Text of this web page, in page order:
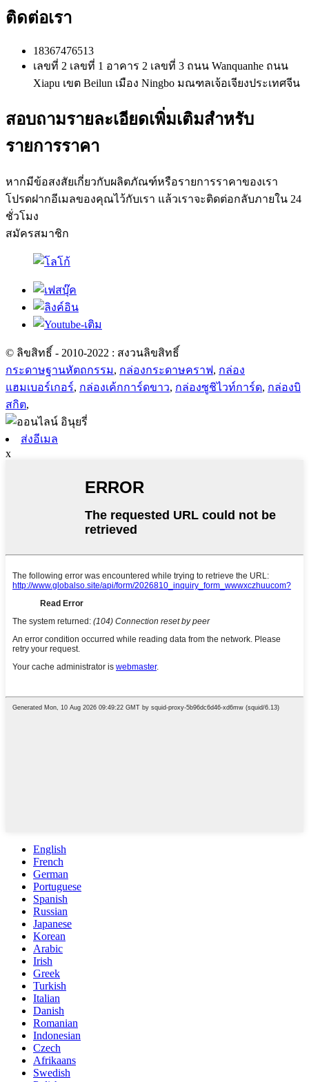
ติดต่อเรา
18367476513
เลขที่ 2 เลขที่ 1 อาคาร 2 เลขที่ 3 ถนน Wanquanhe ถนน
Xiapu เขต Beilun เมือง Ningbo มณฑลเจ้อเจียงประเทศจีน
สอบถามรายละเอียดเพิ่มเติมสำหรับ
รายการราคา
หากมีข้อสงสัยเกี่ยวกับผลิตภัณฑ์หรือรายการราคาของเรา
โปรดฝากอีเมลของคุณไว้กับเรา แล้วเราจะติดต่อกลับภายใน 24
ชั่วโมง
สมัครสมาชิก
© ลิขสิทธิ์ - 2010-2022 : สงวนลิขสิทธิ์
กระดาษฐานหัตถกรรม, กล่องกระดาษคราฟ, กล่อง
แฮมเบอร์เกอร์, กล่องเค้กการ์ดขาว, กล่องซูชิไวท์การ์ด, กล่องบิ
สกิต,
ส่งอีเมล
x
English
French
German
Portuguese
Spanish
Russian
Japanese
Korean
Arabic
Irish
Greek
Turkish
Italian
Danish
Romanian
Indonesian
Czech
Afrikaans
Swedish